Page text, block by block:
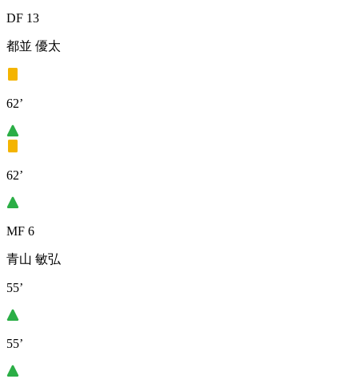
DF 13
都並 優太
62’
62’
MF 6
青山 敏弘
55’
55’